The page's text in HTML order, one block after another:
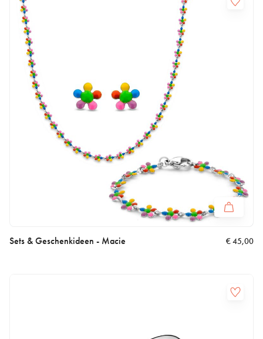
Sets & Geschenkideen - Macie €45,00